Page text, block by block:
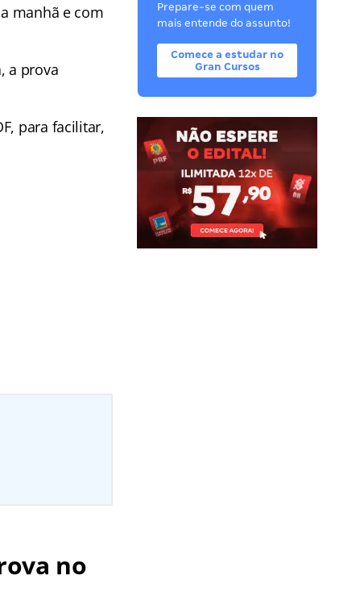
manhã e com
a prova
para facilitar,
no
Prepare-se com quem
mais entende do assunto!
Comece a estudar no
Gran Cursos